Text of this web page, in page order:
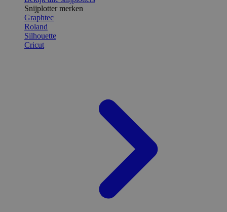
Snijplotter merken
Graphtec
Roland
Silhouette
Cricut